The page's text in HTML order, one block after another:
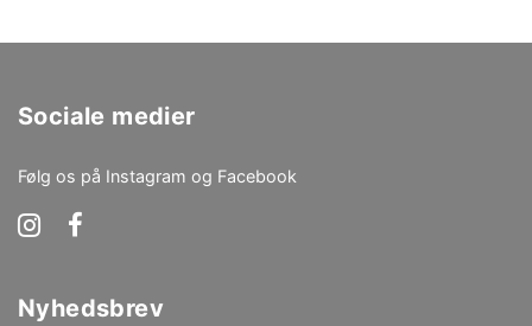
Sociale medier
Følg os på Instagram og Facebook
Nyhedsbrev